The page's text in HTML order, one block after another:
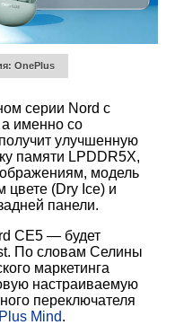
OnePlus
серии Nord с
именно со
улучшенную
памяти LPDDR5X,
модель
цвете (Dry Ice) и
панели.
CE5 — будет
По словам Селины
маркетинга
настраиваемую
переключателя
Mind.